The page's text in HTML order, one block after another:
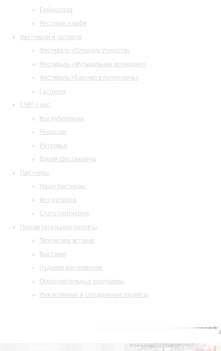
Библиотека
Ресторан и кафе
Фестивали и гастроли
Фестиваль «Площадь Искусств»
Фестиваль «Музыкальная коллекция»
Фестиваль «Барокко в белую ночь»
Гастроли
СМИ о нас
Все публикации
Рецензии
Интервью
Время Шостаковича
Партнеры
Наши партнеры
Фотогалерея
Стать партнером
Просветительские проекты
Творческие встречи
Выставки
Издания филармонии
Образовательные программы
Инклюзивные и специальные проекты